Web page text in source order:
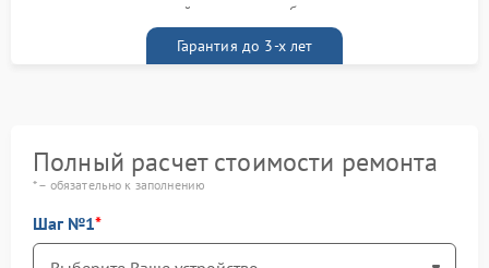
гарантийным талоном бесплатно
Гарантия до 3-х лет
Полный расчет стоимости ремонта
* – обязательно к заполнению
Шаг №1